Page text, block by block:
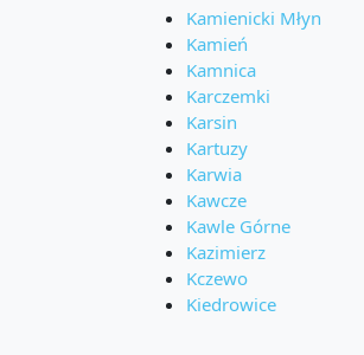
Kamienicki Młyn
Kamień
Kamnica
Karczemki
Karsin
Kartuzy
Karwia
Kawcze
Kawle Górne
Kazimierz
Kczewo
Kiedrowice